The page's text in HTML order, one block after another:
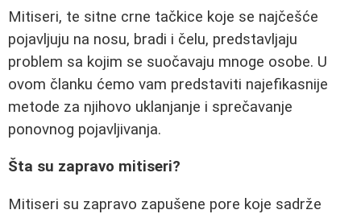
Mitiseri, te sitne crne tačkice koje se najčešće
pojavljuju na nosu, bradi i čelu, predstavljaju
problem sa kojim se suočavaju mnoge osobe. U
ovom članku ćemo vam predstaviti najefikasnije
metode za njihovo uklanjanje i sprečavanje
ponovnog pojavljivanja.
Šta su zapravo mitiseri?
Mitiseri su zapravo zapušene pore koje sadrže